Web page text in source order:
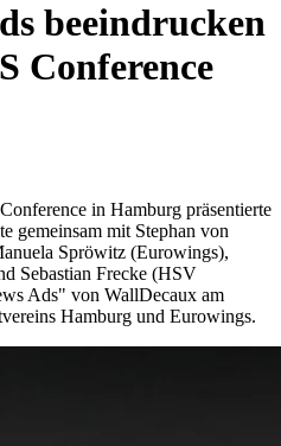
beeindrucken
Conference
in Hamburg präsentierte
gemeinsam mit Stephan von
Spröwitz (Eurowings),
Sebastian Frecke (HSV
Ads" von WallDecaux am
Hamburg und Eurowings.